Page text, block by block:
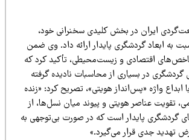
ایران در بخش کلیدی سخنرانی خود،
گردشگری پایدار ارائه داد. وی ضمن
اقتصادی و زیست‌محیطی، تأکید کرد که
در بسیاری از محاسبات نادیده گرفته
واژه «پس‌انداز هویتی»، تصریح کرد: «زنده
عناصر هویتی و پیوند میان نسل‌ها، از
پایدار است که در صورت بی‌توجهی به
جدی قرار می‌گیرد.»